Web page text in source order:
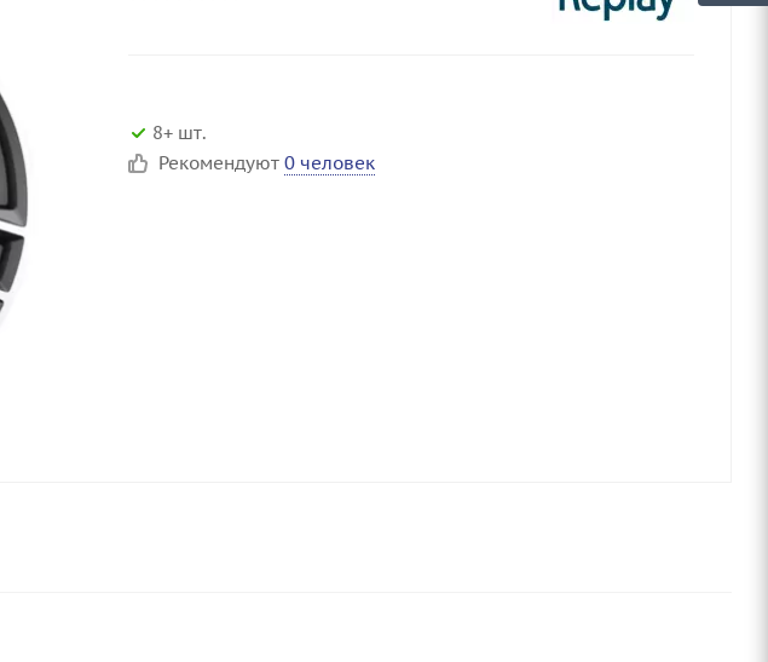
8+ шт.
Рекомендуют 0 человек